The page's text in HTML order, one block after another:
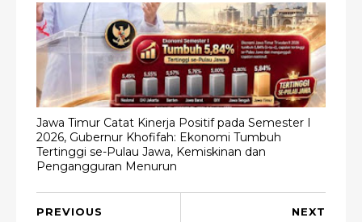
Jawa Timur Catat Kinerja Positif pada Semester I
2026, Gubernur Khofifah: Ekonomi Tumbuh
Tertinggi se-Pulau Jawa, Kemiskinan dan
Pengangguran Menurun
NEXT
PREVIOUS